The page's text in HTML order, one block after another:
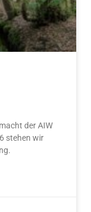
der AIW
stehen wir